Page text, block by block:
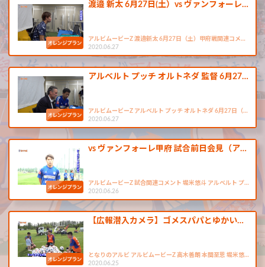
渡邉 新太 6月27日(土）vs ヴァンフォーレ…
アルビムービーZ 渡邉新太 6月27日（土）甲府戦関連コメ…
2020.06.27
アルベルト プッチ オルトネダ 監督 6月27…
アルビムービーZ アルベルト プッチ オルトネダ 6月27日（…
2020.06.27
vs ヴァンフォーレ甲府 試合前日会見（ア…
アルビムービーZ 試合関連コメント 堀米悠斗 アルベルト プ…
2020.06.26
【広報潜入カメラ】ゴメスパパとゆかい…
となりのアルビ アルビムービーZ 高木善朗 本間至恩 堀米悠…
2020.06.25